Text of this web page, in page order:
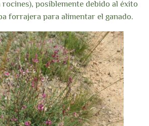
posiblemente debido al éxito
forrajera para alimentar el ganado.